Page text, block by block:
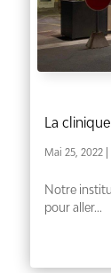
La
Mai 25, 2022|
Notre
pour aller...